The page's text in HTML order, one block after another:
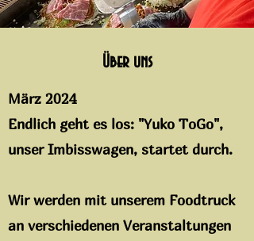
Über uns
März 2024
Endlich geht es los: "Yuko ToGo",
unser Imbisswagen, startet durch.
Wir werden mit unserem Foodtruck
an verschiedenen Veranstaltungen